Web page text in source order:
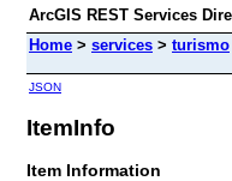
ArcGIS REST Services
Home > services > turismo
JSON
ItemInfo
Item Information